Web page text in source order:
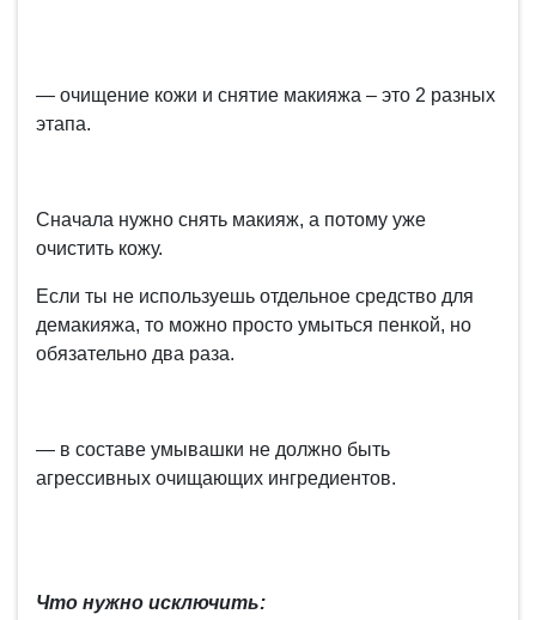
— очищение кожи и снятие макияжа – это 2 разных
этапа.
Сначала нужно снять макияж, а потому уже
очистить кожу.
Если ты не используешь отдельное средство для
демакияжа, то можно просто умыться пенкой, но
обязательно два раза.
— в составе умывашки не должно быть
агрессивных очищающих ингредиентов.
Что нужно исключить: